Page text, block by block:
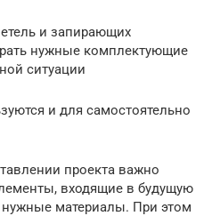
и запирающих
нужные комплектующие
ситуации
и для самостоятельно
проекта важно
входящие в будущую
нужные материалы. При этом